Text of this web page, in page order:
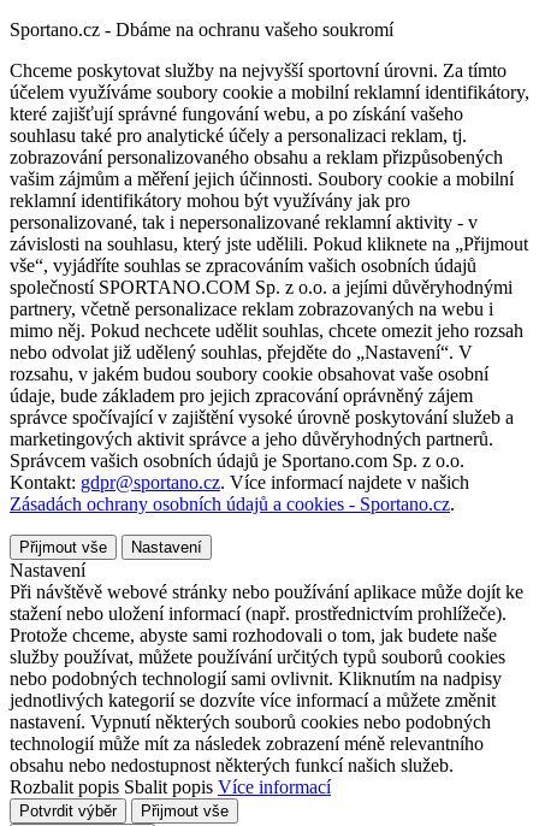
Sportano.cz - Dbáme na ochranu vašeho soukromí
Chceme poskytovat služby na nejvyšší sportovní úrovni. Za tímto
účelem využíváme soubory cookie a mobilní reklamní identifikátory,
které zajišťují správné fungování webu, a po získání vašeho
souhlasu také pro analytické účely a personalizaci reklam, tj.
zobrazování personalizovaného obsahu a reklam přizpůsobených
vašim zájmům a měření jejich účinnosti. Soubory cookie a mobilní
reklamní identifikátory mohou být využívány jak pro
personalizované, tak i nepersonalizované reklamní aktivity - v
závislosti na souhlasu, který jste udělili. Pokud kliknete na „Přijmout
vše“, vyjádříte souhlas se zpracováním vašich osobních údajů
společností SPORTANO.COM Sp. z o.o. a jejími důvěryhodnými
partnery, včetně personalizace reklam zobrazovaných na webu i
mimo něj. Pokud nechcete udělit souhlas, chcete omezit jeho rozsah
nebo odvolat již udělený souhlas, přejděte do „Nastavení“. V
rozsahu, v jakém budou soubory cookie obsahovat vaše osobní
údaje, bude základem pro jejich zpracování oprávněný zájem
správce spočívající v zajištění vysoké úrovně poskytování služeb a
marketingových aktivit správce a jeho důvěryhodných partnerů.
Správcem vašich osobních údajů je Sportano.com Sp. z o.o.
Kontakt: gdpr@sportano.cz. Více informací najdete v našich
Zásadách ochrany osobních údajů a cookies - Sportano.cz.
Přijmout vše Nastavení
Nastavení
Při návštěvě webové stránky nebo používání aplikace může dojít ke
stažení nebo uložení informací (např. prostřednictvím prohlížeče).
Protože chceme, abyste sami rozhodovali o tom, jak budete naše
služby používat, můžete používání určitých typů souborů cookies
nebo podobných technologií sami ovlivnit. Kliknutím na nadpisy
jednotlivých kategorií se dozvíte více informací a můžete změnit
nastavení. Vypnutí některých souborů cookies nebo podobných
technologií může mít za následek zobrazení méně relevantního
obsahu nebo nedostupnost některých funkcí našich služeb.
Rozbalit popis Sbalit popis Více informací
Potvrdit výběr
Přijmout vše